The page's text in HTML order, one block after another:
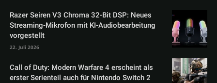
Razer Seiren V3 Chroma 32-Bit DSP: Neues
Streaming-Mikrofon mit KI-Audiobearbeitung
vorgestellt
22. Juli 2026
Call of Duty: Modern Warfare 4 erscheint als
erster Serienteil auch für Nintendo Switch 2